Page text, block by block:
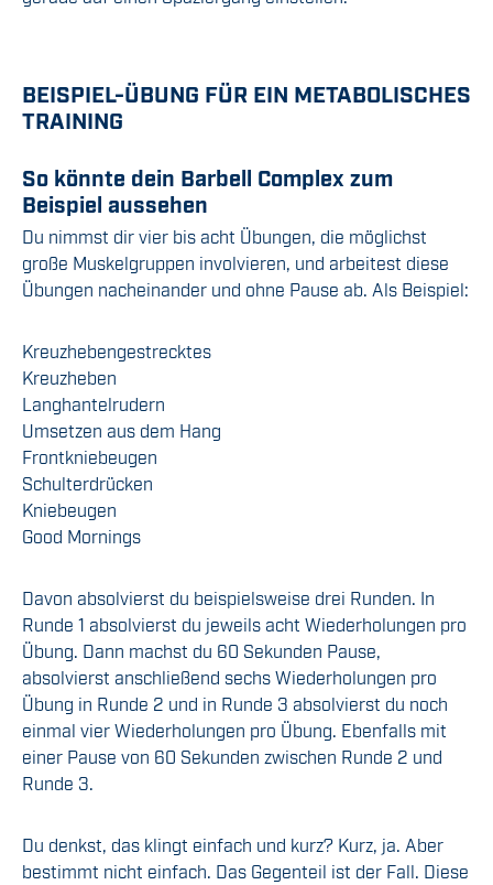
BEISPIEL-ÜBUNG FÜR EIN METABOLISCHES
TRAINING
So könnte dein Barbell Complex zum
Beispiel aussehen
Du nimmst dir vier bis acht Übungen, die möglichst
große Muskelgruppen involvieren, und arbeitest diese
Übungen nacheinander und ohne Pause ab. Als Beispiel:
Kreuzhebengestrecktes
Kreuzheben
Langhantelrudern
Umsetzen aus dem Hang
Frontkniebeugen
Schulterdrücken
Kniebeugen
Good Mornings
Davon absolvierst du beispielsweise drei Runden. In
Runde 1 absolvierst du jeweils acht Wiederholungen pro
Übung. Dann machst du 60 Sekunden Pause,
absolvierst anschließend sechs Wiederholungen pro
Übung in Runde 2 und in Runde 3 absolvierst du noch
einmal vier Wiederholungen pro Übung. Ebenfalls mit
einer Pause von 60 Sekunden zwischen Runde 2 und
Runde 3.
Du denkst, das klingt einfach und kurz? Kurz, ja. Aber
bestimmt nicht einfach. Das Gegenteil ist der Fall. Diese